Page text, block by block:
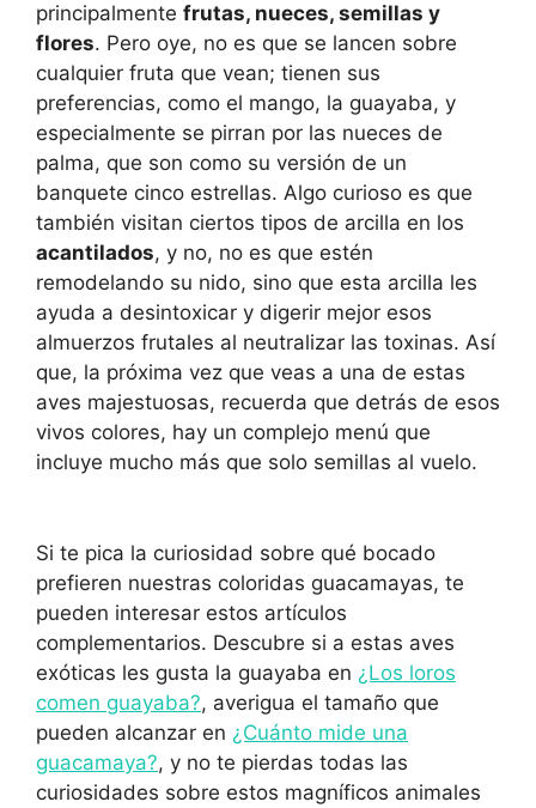
principalmente frutas, nueces, semillas y
flores. Pero oye, no es que se lancen sobre
cualquier fruta que vean; tienen sus
preferencias, como el mango, la guayaba, y
especialmente se pirran por las nueces de
palma, que son como su versión de un
banquete cinco estrellas. Algo curioso es que
también visitan ciertos tipos de arcilla en los
acantilados, y no, no es que estén
remodelando su nido, sino que esta arcilla les
ayuda a desintoxicar y digerir mejor esos
almuerzos frutales al neutralizar las toxinas. Así
que, la próxima vez que veas a una de estas
aves majestuosas, recuerda que detrás de esos
vivos colores, hay un complejo menú que
incluye mucho más que solo semillas al vuelo.
Si te pica la curiosidad sobre qué bocado
prefieren nuestras coloridas guacamayas, te
pueden interesar estos artículos
complementarios. Descubre si a estas aves
exóticas les gusta la guayaba en ¿Los loros
comen guayaba?, averigua el tamaño que
pueden alcanzar en ¿Cuánto mide una
guacamaya?, y no te pierdas todas las
curiosidades sobre estos magníficos animales